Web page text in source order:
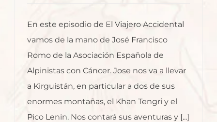
En este episodio de El Viajero Accidental
vamos de la mano de José Francisco
Romo de la Asociación Española de
Alpinistas con Cáncer. Jose nos va a llevar
a Kirguistán, en particular a dos de sus
enormes montañas, el Khan Tengri y el
Pico Lenin. Nos contará sus aventuras y [...]